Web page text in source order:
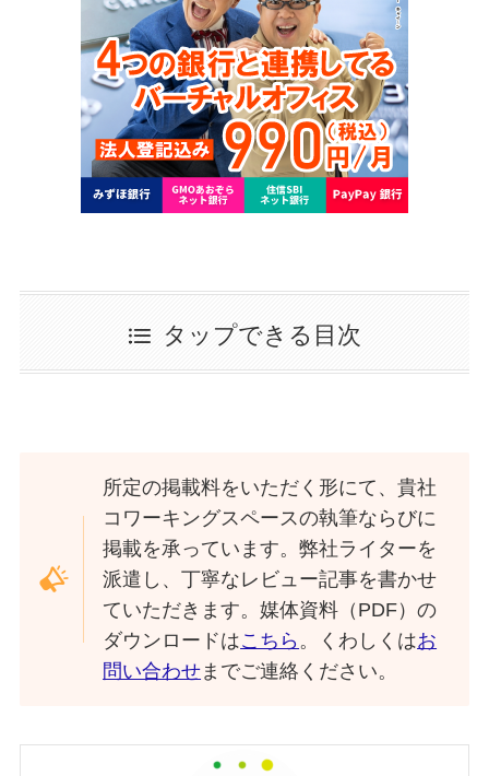
タップできる目次
所定の掲載料をいただく形にて、貴社
コワーキングスペースの執筆ならびに
掲載を承っています。弊社ライターを
派遣し、丁寧なレビュー記事を書かせ
ていただきます。媒体資料（PDF）の
ダウンロードはこちら 。くわしくはお
問い合わせ までご連絡ください。